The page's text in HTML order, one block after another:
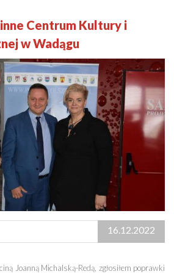
Centrum Kultury i
w Wadągu
16.12.2022
Joanną Michalską-Redą, zgłosiłem poprawki